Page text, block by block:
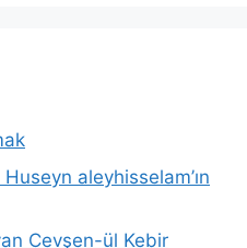
aleyhisselam’ın
Cevşen-ül Kebir